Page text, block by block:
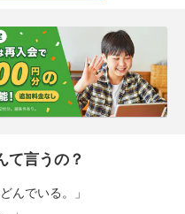
て言うの？
んでいる。」